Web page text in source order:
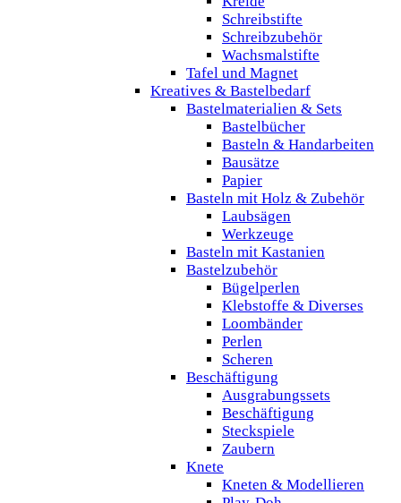
Schreibstifte
Schreibzubehör
Wachsmalstifte
Tafel und Magnet
Kreatives & Bastelbedarf
Bastelmaterialien & Sets
Bastelbücher
Basteln & Handarbeiten
Bausätze
Papier
Basteln mit Holz & Zubehör
Laubsägen
Werkzeuge
Basteln mit Kastanien
Bastelzubehör
Bügelperlen
Klebstoffe & Diverses
Loombänder
Perlen
Scheren
Beschäftigung
Ausgrabungssets
Beschäftigung
Steckspiele
Zaubern
Knete
Kneten & Modellieren